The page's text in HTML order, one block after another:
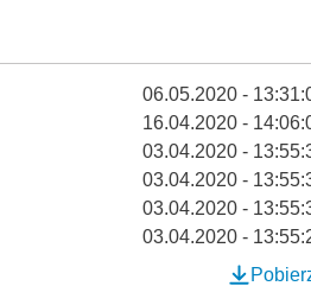
06.05.2020 -
16.04.2020 -
03.04.2020 -
03.04.2020 -
03.04.2020 -
03.04.2020 -